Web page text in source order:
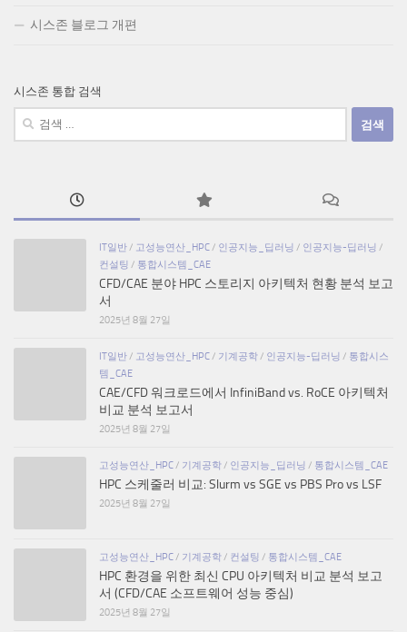
시스존 블로그 개편
시스존 통합 검색
검
IT일반/ 고성능연산_HPC/ 인공지능_딥러닝 / 인공지능-딥러닝 /
컨설팅 / 통합시스템_CAE
CFD/CAE 분야 HPC 스토리지 아키텍처 현황 분석 보고
서
2025년 8월 27일
IT일반/ 고성능연산_HPC/ 기계공학/ 인공지능-딥러닝 / 통합시스
템_CAE
CAE/CFD 워크로드에서 InfiniBand vs. RoCE 아키텍처
비교 분석 보고서
2025년 8월 27일
고성능연산_HPC/ 기계공학/ 인공지능_딥러닝 / 통합시스템_CAE
HPC 스케줄러 비교: Slurm vs SGE vs PBS Pro vs LSF
2025년 8월 27일
고성능연산_HPC/ 기계공학/ 컨설팅 / 통합시스템_CAE
HPC 환경을 위한 최신 CPU 아키텍처 비교 분석 보고
서 (CFD/CAE 소프트웨어 성능 중심)
2025년 8월 27일